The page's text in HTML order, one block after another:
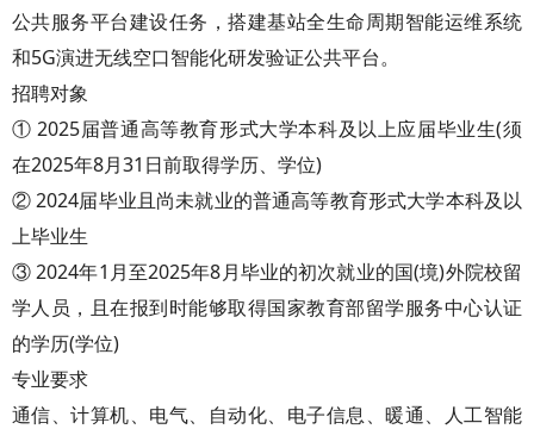
公共服务平台建设任务，搭建基站全生命周期智能运维系统
和5G演进无线空口智能化研发验证公共平台。
招聘对象
① 2025届普通高等教育形式大学本科及以上应届毕业生(须
在2025年8月31日前取得学历、学位)
② 2024届毕业且尚未就业的普通高等教育形式大学本科及以
上毕业生
③ 2024年1月至2025年8月毕业的初次就业的国(境)外院校留
学人员，且在报到时能够取得国家教育部留学服务中心认证
的学历(学位)
专业要求
通信、计算机、电气、自动化、电子信息、暖通、人工智能